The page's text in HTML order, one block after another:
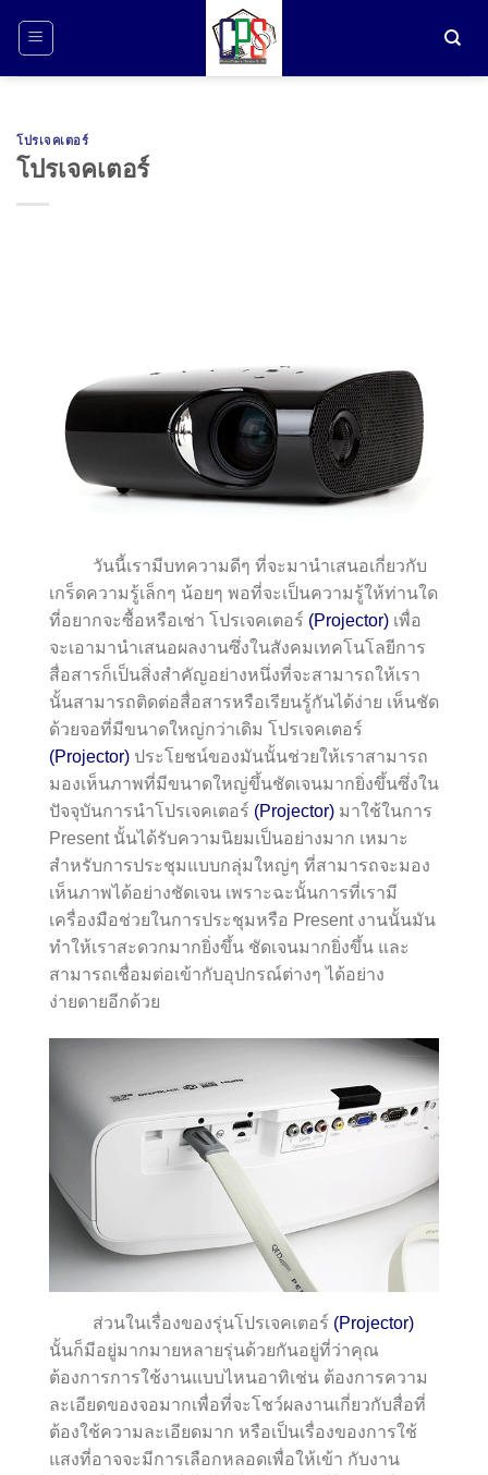
โปรเจคเตอร์
โปรเจคเตอร์
วันนี้เรามีบทความดีๆ ที่จะมานำเสนอเกี่ยวกับ
เกร็ดความรู้เล็กๆ น้อยๆ พอที่จะเป็นความรู้ให้ท่านใด
ที่อยากจะซื้อหรือเช่า โปรเจคเตอร์ (Projector) เพื่อ
จะเอามานำเสนอผลงานซึ่งในสังคมเทคโนโลยีการ
สื่อสารก็เป็นสิ่งสำคัญอย่างหนึ่งที่จะสามารถให้เรา
นั้นสามารถติดต่อสื่อสารหรือเรียนรู้กันได้ง่าย เห็นชัด
ด้วยจอที่มีขนาดใหญ่กว่าเดิม โปรเจคเตอร์
(Projector) ประโยชน์ของมันนั้นช่วยให้เราสามารถ
มองเห็นภาพที่มีขนาดใหญ่ขึ้นชัดเจนมากยิ่งขึ้นซึ่งใน
ปัจจุบันการนำโปรเจคเตอร์ (Projector) มาใช้ในการ
Present นั้นได้รับความนิยมเป็นอย่างมาก เหมาะ
สำหรับการประชุมแบบกลุ่มใหญ่ๆ ที่สามารถจะมอง
เห็นภาพได้อย่างชัดเจน เพราะฉะนั้นการที่เรามี
เครื่องมือช่วยในการประชุมหรือ Present งานนั้นมัน
ทำให้เราสะดวกมากยิ่งขึ้น ชัดเจนมากยิ่งขึ้น และ
สามารถเชื่อมต่อเข้ากับอุปกรณ์ต่างๆ ได้อย่าง
ง่ายดายอีกด้วย
ส่วนในเรื่องของรุ่นโปรเจคเตอร์ (Projector)
นั้นก็มีอยู่มากมายหลายรุ่นด้วยกันอยู่ที่ว่าคุณ
ต้องการการใช้งานแบบไหนอาทิเช่น ต้องการความ
ละเอียดของจอมากเพื่อที่จะโชว์ผลงานเกี่ยวกับสื่อที่
ต้องใช้ความละเอียดมาก หรือเป็นเรื่องของการใช้
แสงที่อาจจะมีการเลือกหลอดเพื่อให้เข้า กับงาน